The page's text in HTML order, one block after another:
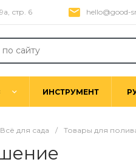
стр. 6 hello@good-
ИНСТРУМЕНТ
Всё для сада / Товары для